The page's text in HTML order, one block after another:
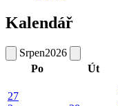
Kalendář
Srpen2026
Po
Út
27